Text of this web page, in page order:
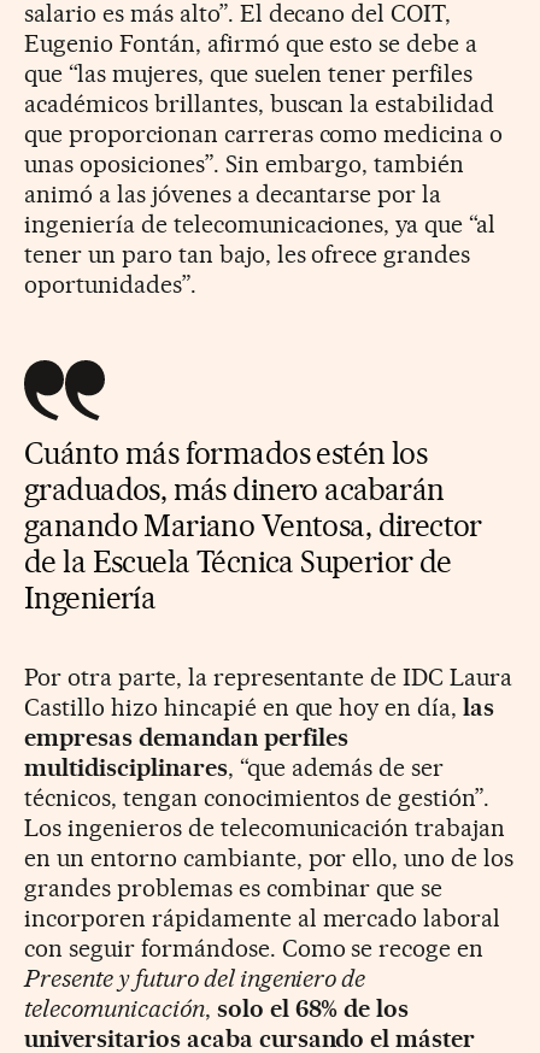
salario es más alto”. El decano del COIT,
Eugenio Fontán, afirmó que esto se debe a
que “las mujeres, que suelen tener perfiles
académicos brillantes, buscan la estabilidad
que proporcionan carreras como medicina o
unas oposiciones”. Sin embargo, también
animó a las jóvenes a decantarse por la
ingeniería de telecomunicaciones, ya que “al
tener un paro tan bajo, les ofrece grandes
oportunidades”.
Cuánto más formados estén los
graduados, más dinero acabarán
ganando Mariano Ventosa, director
de la Escuela Técnica Superior de
Ingeniería
Por otra parte, la representante de IDC Laura
Castillo hizo hincapié en que hoy en día,las
empresas demandan perfiles
multidisciplinares, “que además de ser
técnicos, tengan conocimientos de gestión”.
Los ingenieros de telecomunicación trabajan
en un entorno cambiante, por ello, uno de los
grandes problemas es combinar que se
incorporen rápidamente al mercado laboral
con seguir formándose. Como se recoge en
Presente y futuro del ingeniero de
telecomunicación, solo el 68% de los
universitarios acaba cursando el máster